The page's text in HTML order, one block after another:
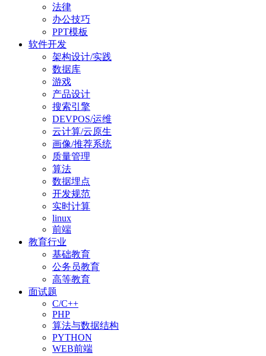
法律
办公技巧
PPT模板
软件开发
架构设计/实践
数据库
游戏
产品设计
搜索引擎
DEVPOS/运维
云计算/云原生
画像/推荐系统
质量管理
算法
数据埋点
开发规范
实时计算
linux
前端
教育行业
基础教育
公务员教育
高等教育
面试题
C/C++
PHP
算法与数据结构
PYTHON
WEB前端